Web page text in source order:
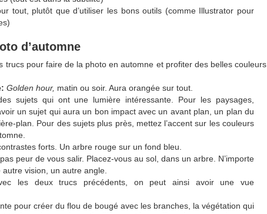
tout, plutôt que d’utiliser les bons outils (comme Illustrator pour
d’automne
trucs pour faire de la photo en automne et profiter des belles couleurs
Golden hour, matin ou soir. Aura orangée sur tout.
sujets qui ont une lumière intéressante. Pour les paysages,
un sujet qui aura un bon impact avec un avant plan, un plan du
plan. Pour des sujets plus près, mettez l’accent sur les couleurs
forts. Un arbre rouge sur un fond bleu.
pas peur de vous salir. Placez-vous au sol, dans un arbre. N’importe
vision, un autre angle.
les deux trucs précédents, on peut ainsi avoir une vue
pour créer du flou de bougé avec les branches, la végétation qui